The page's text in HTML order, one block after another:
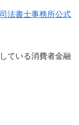
法書士事務所公式
ている消費者金融